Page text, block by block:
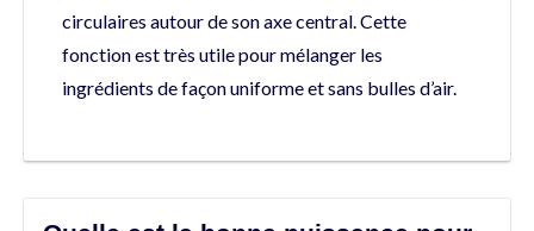
circulaires autour de son axe central. Cette
fonction est très utile pour mélanger les
ingrédients de façon uniforme et sans bulles d’air.